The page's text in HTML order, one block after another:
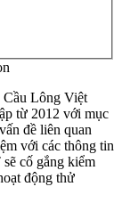
Cầu Lông Việt
từ 2012 với mục
đề liên quan
với các thông tin
cố gắng kiểm
động thử